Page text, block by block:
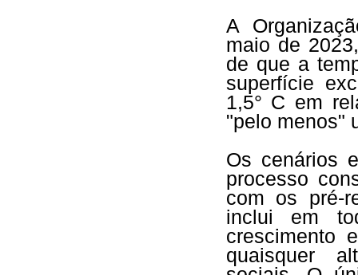
A
maio de
de que a
superfície
1,5° C em
"pelo menos"
Os cenários
processo
com os pré-
inclui em
crescimento
quaisquer